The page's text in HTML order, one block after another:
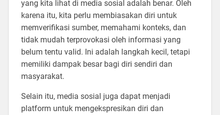
yang kita lihat di media sosial adalah benar. Oleh
karena itu, kita perlu membiasakan diri untuk
memverifikasi sumber, memahami konteks, dan
tidak mudah terprovokasi oleh informasi yang
belum tentu valid. Ini adalah langkah kecil, tetapi
memiliki dampak besar bagi diri sendiri dan
masyarakat.
Selain itu, media sosial juga dapat menjadi
platform untuk mengekspresikan diri dan